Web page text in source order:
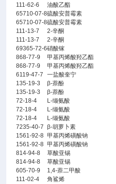
111-62-6
油酸乙酯
65710-07-8硫酸安普霉素
65710-07-8硫酸安普霉素
111-13-7
2-辛酮
111-13-7
2-辛酮
69365-72-6硝酸镓
868-77-9
甲基丙烯酸羟乙酯
868-77-9
甲基丙烯酸羟乙酯
6119-47-7
一盐酸奎宁
135-19-3
β-萘酚
135-19-3
β-萘酚
72-18-4
L-缬氨酸
72-18-4
L-缬氨酸
72-18-4
L-缬氨酸
7235-40-7
β-胡萝卜素
1561-92-8 甲基丙烯磺酸钠
1561-92-8 甲基丙烯磺酸钠
814-94-8
草酸亚锡
814-94-8
草酸亚锡
605-70-9
1,4-萘二甲酸
111-02-4
角鲨烯